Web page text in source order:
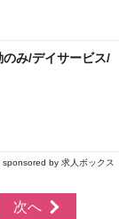
のみ/デイサービス/
sponsored by 求人ボックス
次へ